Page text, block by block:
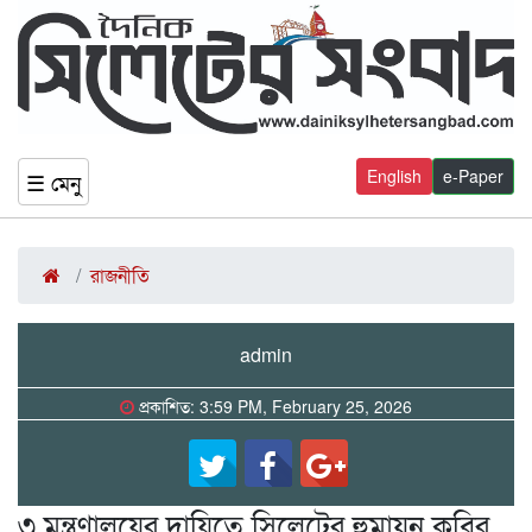
☰ মেনু e-Paper
English
রাজনীতি
admin
প্রকাশিত: 3:59 PM, February 25, 2026
৩ মন্ত্রণালয়ের দায়িত্বে সিলেটের হুমায়ুন কবির